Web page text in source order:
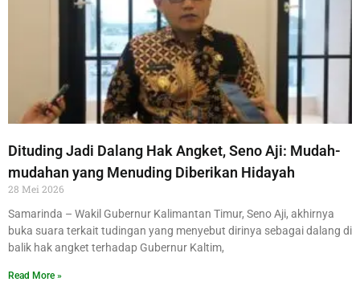
Dituding Jadi Dalang Hak Angket, Seno Aji: Mudah-
mudahan yang Menuding Diberikan Hidayah
28 Mei 2026
Samarinda – Wakil Gubernur Kalimantan Timur, Seno Aji, akhirnya
buka suara terkait tudingan yang menyebut dirinya sebagai dalang di
balik hak angket terhadap Gubernur Kaltim,
Read More »